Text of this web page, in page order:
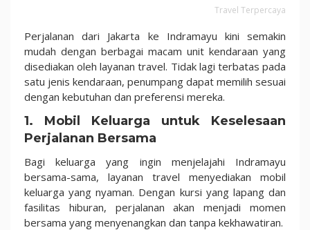
Travel Terpercaya
Perjalanan dari Jakarta ke Indramayu kini semakin
mudah dengan berbagai macam unit kendaraan yang
disediakan oleh layanan travel. Tidak lagi terbatas pada
satu jenis kendaraan, penumpang dapat memilih sesuai
dengan kebutuhan dan preferensi mereka.
1. Mobil Keluarga untuk Keselesaan
Perjalanan Bersama
Bagi keluarga yang ingin menjelajahi Indramayu
bersama-sama, layanan travel menyediakan mobil
keluarga yang nyaman. Dengan kursi yang lapang dan
fasilitas hiburan, perjalanan akan menjadi momen
bersama yang menyenangkan dan tanpa kekhawatiran.